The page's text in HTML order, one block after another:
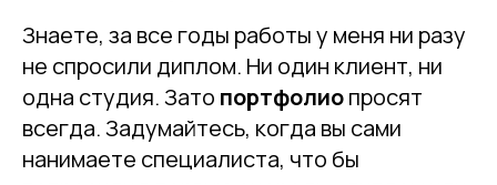
Знаете, за все годы работы у меня ни разу
не спросили диплом. Ни один клиент, ни
одна студия. Зато портфолиопросят
всегда. Задумайтесь, когда вы сами
нанимаете специалиста, что бы